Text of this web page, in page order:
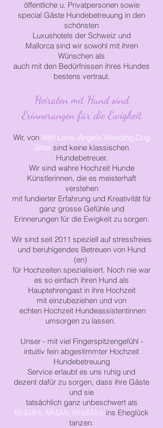
öffentliche u. Privatpersonen sowie
special Gäste Hundebetreuung in den
schönsten
Luxushotels der Schweiz und
Mallorca sind wir sowohl mit ihren
Wünschen als
auch mit den Bedürfnissen ihres Hundes
bestens vertraut.
Heiraten mit Hund sind
Erinnerungen für die Ewigkeit
Wir, von With Love, Angela Wedding Dog
Sitter sind keine klassischen
Hundebetreuer.
Wir sind wahre Hochzeit Hunde
Künstlerinnen, die es meisterhaft
verstehen
mit fundierter Erfahrung und Kreativität für
ganz grosse Gefühle und
Erinnerungen für die Ewigkeit zu sorgen.
Wir sind seit 2011 speziell auf stressfreies
und beruhigendes Betreuen von Hund
(en)
für Hochzeiten spezialisiert. Noch nie war
es so einfach ihren Hund als
Hauptehrengast in ihre Hochzeit
mit einzubeziehen und von
echten Hochzeit Hundeassistentinnen
umsorgen zu lassen.
Unser - mit viel Fingerspitzengefühl -
intuitiv fein abgestimmter Hochzeit
Hundebetreuung
Service erlaubt es uns ruhig und
dezent dafür zu sorgen, dass ihre Gäste
und sie
tatsächlich ganz unbeschwert als
Mr&Mrs, Mr&Mr, Mrs&Mrs ins Eheglück
tanzen.